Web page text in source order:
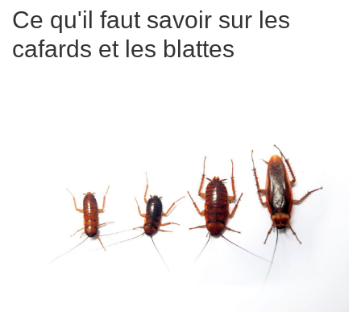
Ce qu'il faut savoir sur les
cafards et les blattes